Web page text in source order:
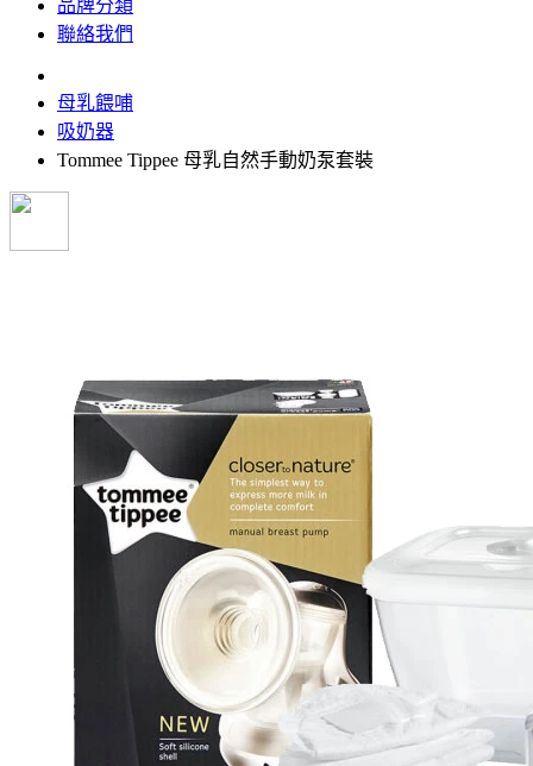
品牌分類
聯絡我們
母乳餵哺
吸奶器
Tommee Tippee 母乳自然手動奶泵套裝